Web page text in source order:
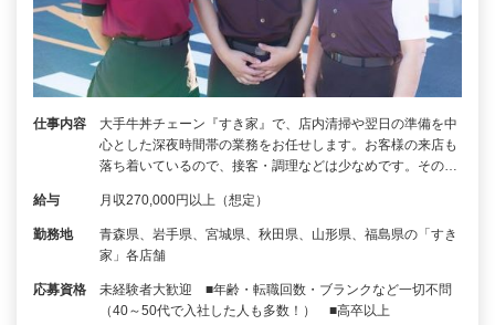
仕事内容
大手牛丼チェーン『すき家』で、店内清掃や翌日の準備を中
心とした深夜時間帯の業務をお任せします。お客様の来店も
落ち着いているので、接客・調理などは少なめです。その…
給与 月収270,000円以上（想定）
勤務地
青森県、岩手県、宮城県、秋田県、山形県、福島県の「すき
家」各店舗
応募資格
未経験者大歓迎 ■年齢・転職回数・ブランクなど一切不問
（40～50代で入社した人も多数！） ■高卒以上